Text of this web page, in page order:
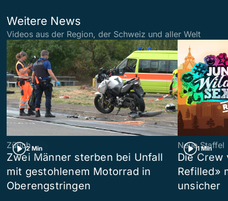
Weitere News
Videos aus der Region, der Schweiz und aller Welt
2 Min
Zürich
Zwei Männer sterben bei Unfall
mit gestohlenem Motorrad in
Oberengstringen
1 Min
Neue Staffel
Die Crew
Refilled»
unsicher